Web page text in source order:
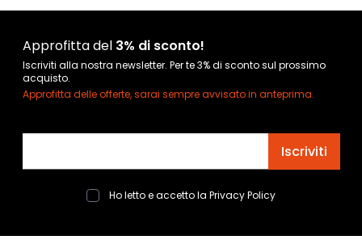
Approfitta del 3% di sconto!
Iscriviti alla nostra newsletter. Per te 3% di sconto sul prossimo
acquisto.
Approfitta delle offerte, sarai sempre avvisato in anteprima.
Iscriviti
Ho letto e accetto la Privacy Policy